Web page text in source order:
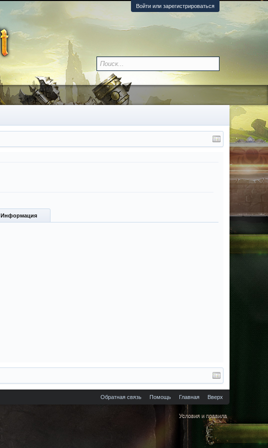
Войти или зарегистрироваться
Информация
Обратная связь Помощь Главная Вверх
Условия и правила